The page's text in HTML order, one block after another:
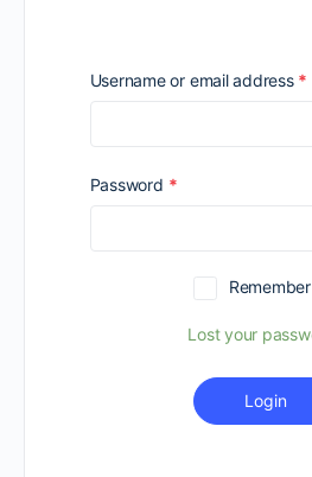
Username or email address *
Password *Required
Lost your
Login